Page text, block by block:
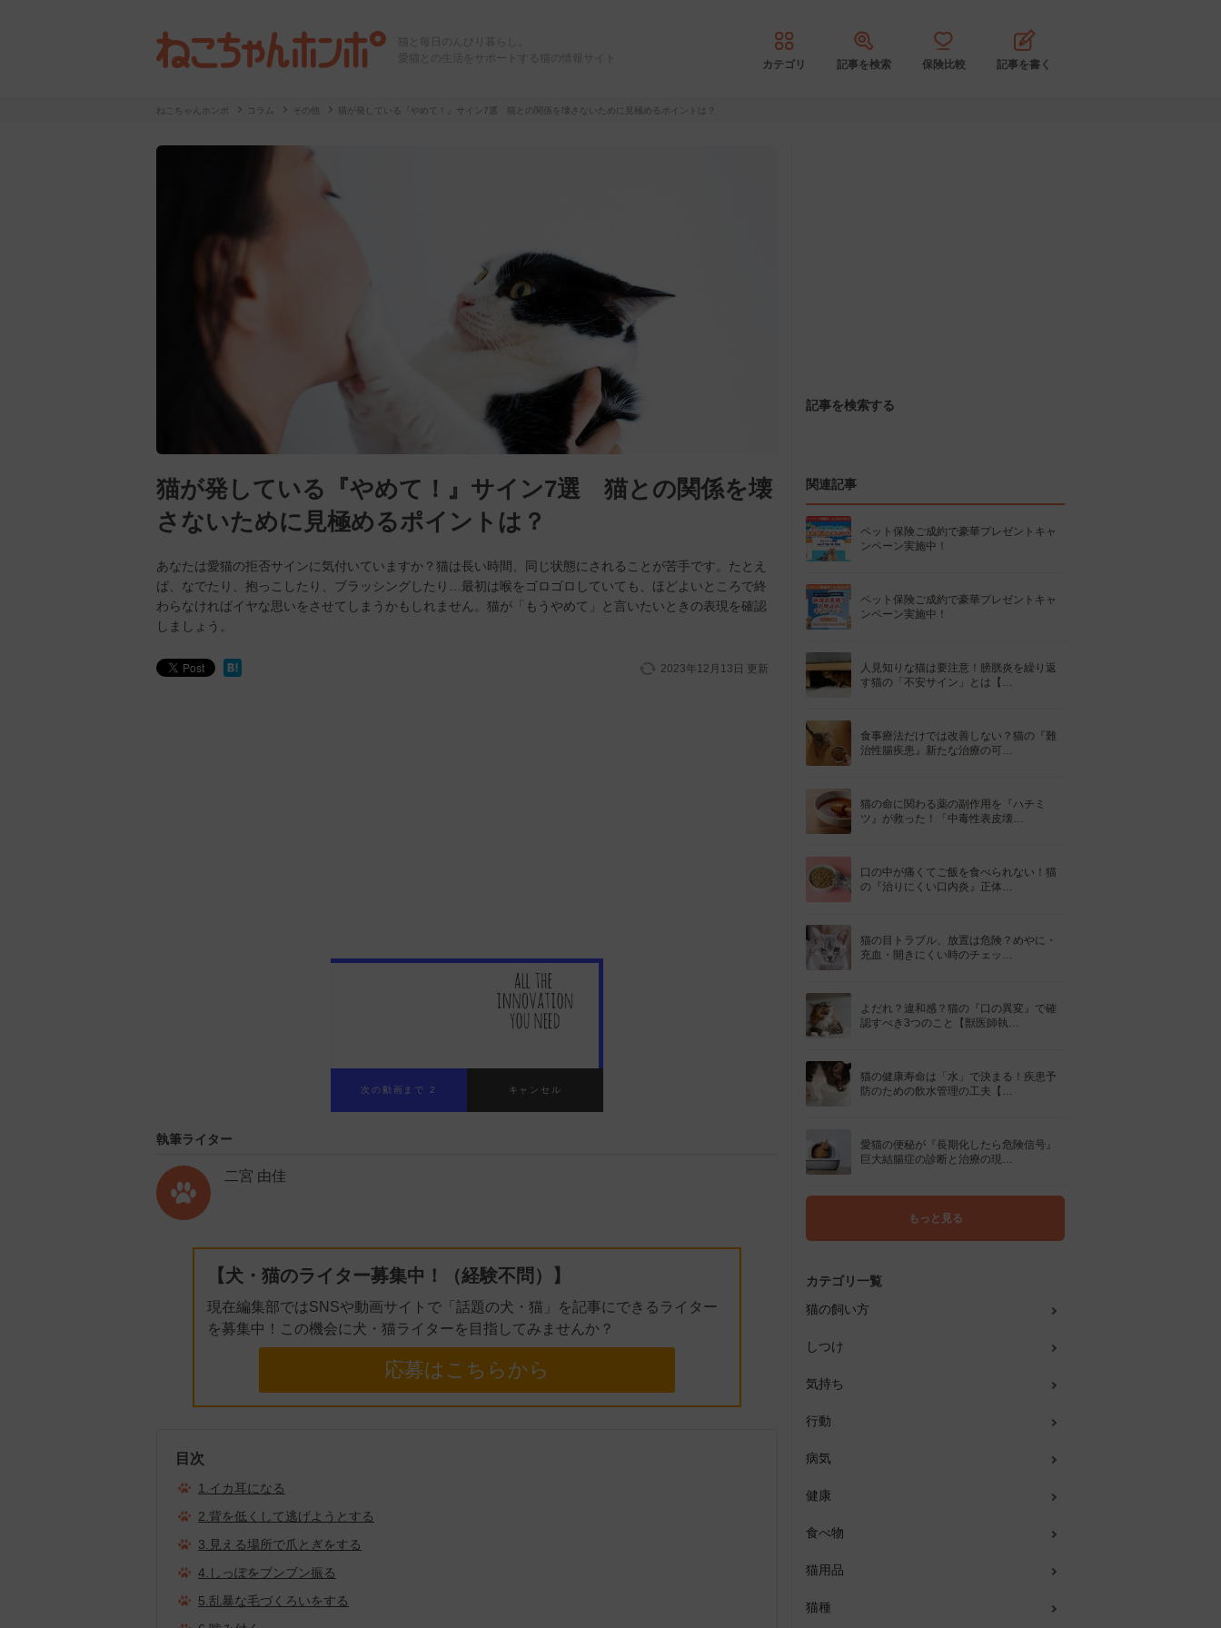
猫と毎日のんびり暮らし。
愛猫との生活をサポートする猫の情報サイト
カテゴリ 記事を検索 保険比較 記事を書く
ねこちゃんホンポ コラム その他 猫が発している『やめて！』サイン7選 猫との関係を壊さないために見極めるポイントは？
猫が発している『やめて！』サイン7選 猫との関係を壊
さないために見極めるポイントは？
あなたは愛猫の拒否サインに気付いていますか？猫は長い時間、同じ状態にされることが苦手です。たとえ
ば、なでたり、抱っこしたり、ブラッシングしたり…最初は喉をゴロゴロしていても、ほどよいところで終
わらなければイヤな思いをさせてしまうかもしれません。猫が「もうやめて」と言いたいときの表現を確認
しましょう。
2023年12月13日 更新
次の動画まで 1 キャンセル
執筆ライター
二宮 由佳
【犬・猫のライター募集中！（経験不問）】
現在編集部ではSNSや動画サイトで「話題の犬・猫」を記事にできるライター
を募集中！この機会に犬・猫ライターを目指してみませんか？
応募はこちらから
目次
1.イカ耳になる
2.背を低くして逃げようとする
3.見える場所で爪とぎをする
4.しっぽをブンブン振る
5.乱暴な毛づくろいをする
記事を検索する
関連記事
ペット保険ご成約で豪華プレゼントキャ
ンペーン実施中！
ペット保険ご成約で豪華プレゼントキャ
ンペーン実施中！
人見知りな猫は要注意！膀胱炎を繰り返
す猫の「不安サイン」とは【…
食事療法だけでは改善しない？猫の『難
治性腸疾患』新たな治療の可…
猫の命に関わる薬の副作用を『ハチミ
ツ』が救った！「中毒性表皮壊…
口の中が痛くてご飯を食べられない！猫
の『治りにくい口内炎』正体…
猫の目トラブル、放置は危険？めやに・
充血・開きにくい時のチェッ…
よだれ？違和感？猫の『口の異変』で確
認すべき3つのこと【獣医師執…
猫の健康寿命は「水」で決まる！疾患予
防のための飲水管理の工夫【…
愛猫の便秘が『長期化したら危険信号』
巨大結腸症の診断と治療の現…
もっと見る
カテゴリ一覧
猫の飼い方
しつけ
気持ち
行動
病気
健康
食べ物
猫用品
猫種